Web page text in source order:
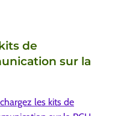
de
sur la
les kits de